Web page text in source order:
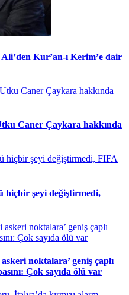
Kur’an-ı Kerim’e dair
Caner Çaykara hakkında
hiçbir şeyi değiştirmedi,
noktalara’ geniş çaplı
Çok sayıda ölü var